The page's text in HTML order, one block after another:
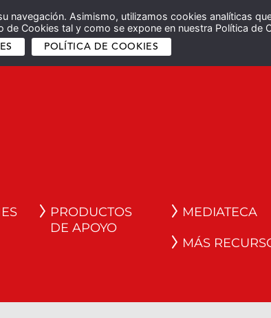
navegación. Asimismo, utilizamos cookies analíticas
Cookies tal y como se expone en nuestra Política de
POLÍTICA DE COOKIES
PRODUCTOS
DE APOYO
MEDIATECA
MÁS